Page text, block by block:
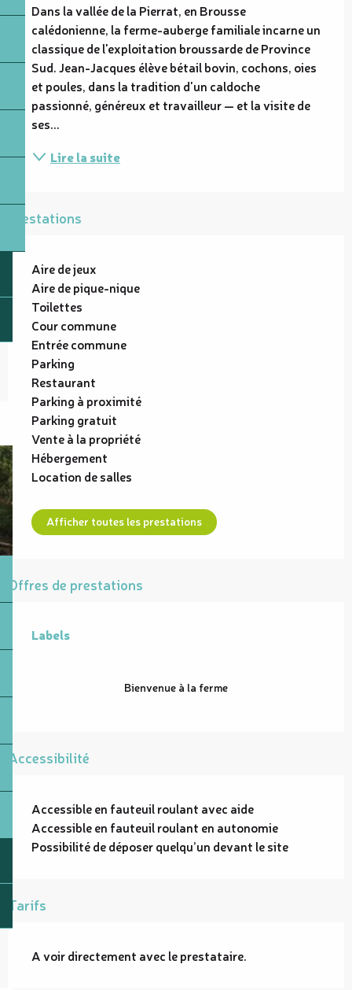
Dans la vallée de la Pierrat, en Brousse
calédonienne, la ferme-auberge familiale incarne un
classique de l'exploitation broussarde de Province
Sud. Jean-Jacques élève bétail bovin, cochons, oies
et poules, dans la tradition d'un caldoche
passionné, généreux et travailleur — et la visite de
ses...
Lire la suite
Prestations
Aire de jeux
Aire de pique-nique
Toilettes
Cour commune
Entrée commune
Parking
Restaurant
Parking à proximité
Parking gratuit
Vente à la propriété
Hébergement
Location de salles
Afficher toutes les prestations
Offres de prestations
Labels
Labels
Bienvenue à la ferme
Accessibilité
Accessible en fauteuil roulant avec aide
Accessible en fauteuil roulant en autonomie
Possibilité de déposer quelqu’un devant le site
Tarifs
A voir directement avec le prestataire.